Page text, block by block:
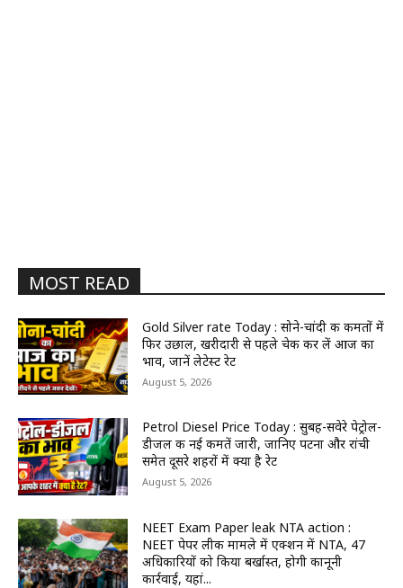
MOST READ
Gold Silver rate Today : सोने-चांदी की कीमतों में
फिर उछाल, खरीदारी से पहले चेक कर लें आज का
भाव, जानें लेटेस्ट रेट
August 5, 2026
Petrol Diesel Price Today : सुबह-सवेरे पेट्रोल-
डीजल की नई कीमतें जारी, जानिए पटना और रांची
समेत दूसरे शहरों में क्या है रेट
August 5, 2026
NEET Exam Paper leak NTA action :
NEET पेपर लीक मामले में एक्शन में NTA, 47
अधिकारियों को किया बर्खास्त, होगी कानूनी
कार्रवाई, यहां...